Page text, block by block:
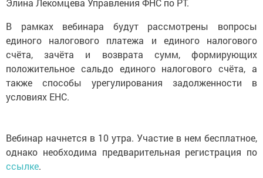
Элина Лекомцева Управления ФНС по РТ.
В рамках вебинара будут рассмотрены вопросы
единого налогового платежа и единого налогового
счёта, зачёта и возврата сумм, формирующих
положительное сальдо единого налогового счёта, а
также способы урегулирования задолженности в
условиях ЕНС.
Вебинар начнется в 10 утра. Участие в нем бесплатное,
однако необходима предварительная регистрация по
ссылке.